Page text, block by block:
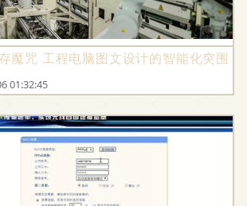
魔咒 工程电脑图文设计的智能化突围
01:32:45